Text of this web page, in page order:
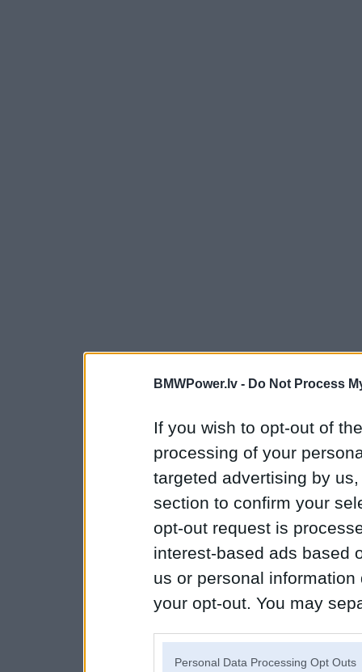
BMWPower.lv - Do Not Process
If you wish to opt-out of
processing of your
targeted advertising by
section to confirm your
opt-out request is
interest-based ads based
us or personal
your opt-out. You may
Personal Data Processing Opt Outs